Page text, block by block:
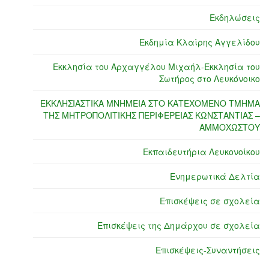
Εκδηλώσεις
Εκδημία Κλαίρης Αγγελίδου
Εκκλησία του Αρχαγγέλου Μιχαήλ-Εκκλησία του
Σωτήρος στο Λευκόνοικο
ΕΚΚΛΗΣΙΑΣΤΙΚΑ ΜΝΗΜΕΙΑ ΣΤΟ ΚΑΤΕΧΟΜΕΝΟ ΤΜΗΜΑ
ΤΗΣ ΜΗΤΡΟΠΟΛΙΤΙΚΗΣ ΠΕΡΙΦΕΡΕΙΑΣ ΚΩΝΣΤΑΝΤΙΑΣ –
ΑΜΜΟΧΩΣΤΟΥ
Εκπαιδευτήρια Λευκονοίκου
Ενημερωτικά Δελτία
Επισκέψεις σε σχολεία
Επισκέψεις της Δημάρχου σε σχολεία
Επισκέψεις-Συναντήσεις